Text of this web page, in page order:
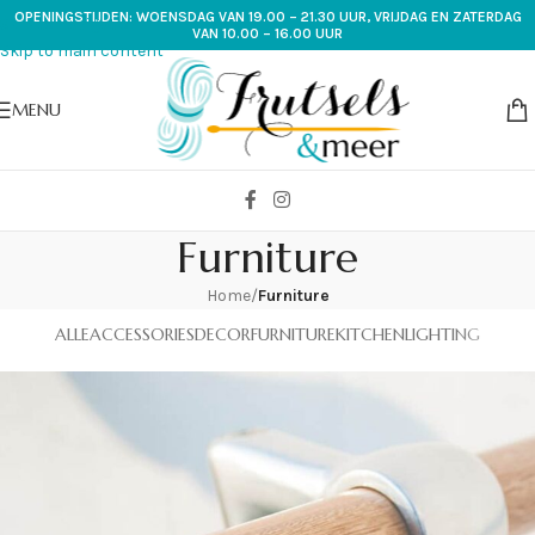
Skip to navigation
Skip to main content
OPENINGSTIJDEN: WOENSDAG VAN 19.00 – 21.30 UUR, VRIJDAG EN ZATERDAG
VAN 10.00 – 16.00 UUR
MENU
Furniture
Home/Furniture
ALLEACCESSORIESDECORFURNITUREKITCHENLIGHTING